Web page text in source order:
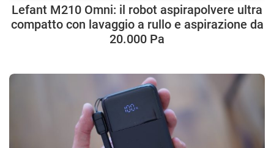
Lefant M210 Omni: il robot aspirapolvere ultra
compatto con lavaggio a rullo e aspirazione da
20.000 Pa